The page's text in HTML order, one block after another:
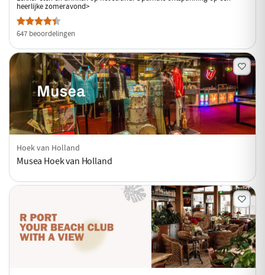
heerlijke zomeravond>
647 beoordelingen
Hoek van Holland
Musea Hoek van Holland